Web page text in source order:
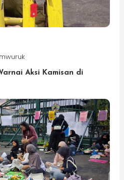
Aksi Kamisan di